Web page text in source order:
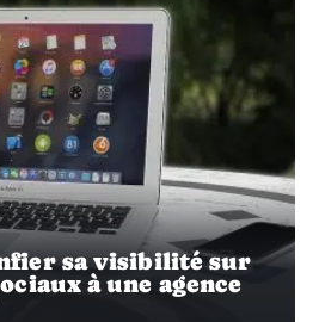
sa visibilité sur
à une agence